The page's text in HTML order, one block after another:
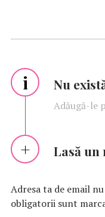
i Nu
Adăugă-le
Lasă un
Adresa ta de email
obligatorii sunt